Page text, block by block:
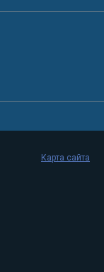
Карта сайта